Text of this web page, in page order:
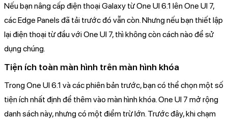
Nếu bạn nâng cấp điện thoại Galaxy từ One UI 6.1 lên One UI 7,
các Edge Panels đã tải trước đó vẫn còn. Nhưng nếu bạn thiết lập
lại điện thoại từ đầu với One UI 7, thì không còn cách nào để sử
dụng chúng.
Tiện ích toàn màn hình trên màn hình khóa
Trong One UI 6.1 và các phiên bản trước, bạn có thể chọn một số
tiện ích nhất định để thêm vào màn hình khóa. One UI 7 mở rộng
danh sách này, nhưng có một điểm trừ lớn. Trước đây, khi chạm